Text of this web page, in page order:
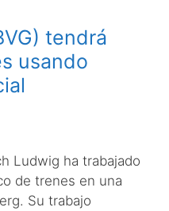
tendrá
usando
Ludwig ha trabajado
de trenes en una
Su trabajo